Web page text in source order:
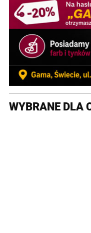
WYBRANE DLA